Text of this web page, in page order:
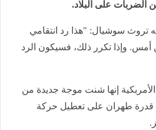
الضربات على البلاد.
سوشيال: "هذا رد انتقامي
وإذا تكرر ذلك، فسيكون الرد
الأمربكية إنها شنت موجة جديدة من
قدرة طهران على تعطيل حركة